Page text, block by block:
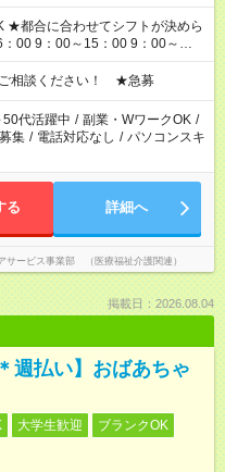
00 9：00～15：00 9：00～
内できません ※法令に基づき、
）により、短時間・短期間の就
ます
相談ください！ ★急募
代活躍中 / 副業・WワークOK /
集 / 電話対応なし / パソコンスキ
る 詳細へ
ービス事業部 （医療福祉介護関連）
掲載日：2026.08.04
週払い】おばあちゃ
大学生歓迎
ブランクOK